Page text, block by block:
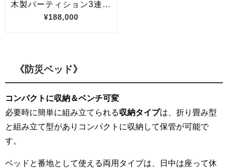
《防災ベッド》
コンパクトに収納＆ベンチ可変
必要時に簡単に組み立てられる収納タイプは、折り畳み型
と組み立て型がありコンパクトに収納して保管が可能で
す。
ベッドと番地として使える両用タイプは、日中は座って休